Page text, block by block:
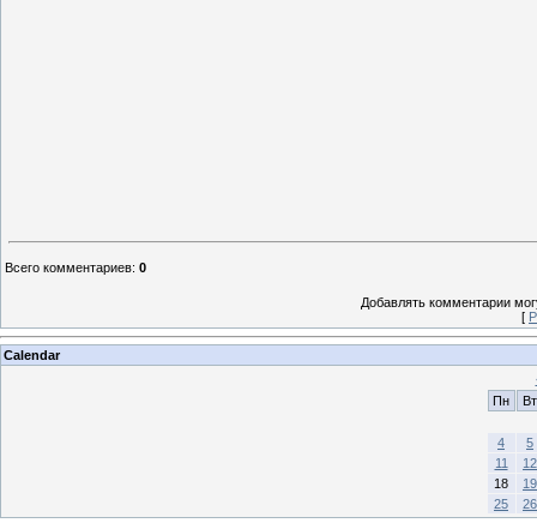
Всего комментариев: 0
Добавлять комментарии
[
Calendar
Пн
Вт
4
5
11
12
18
19
25
26